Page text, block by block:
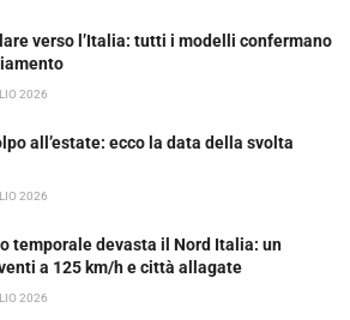
verso l’Italia: tutti i modelli confermano
2026
all’estate: ecco la data della svolta
2026
temporale devasta il Nord Italia: un
a 125 km/h e città allagate
2026